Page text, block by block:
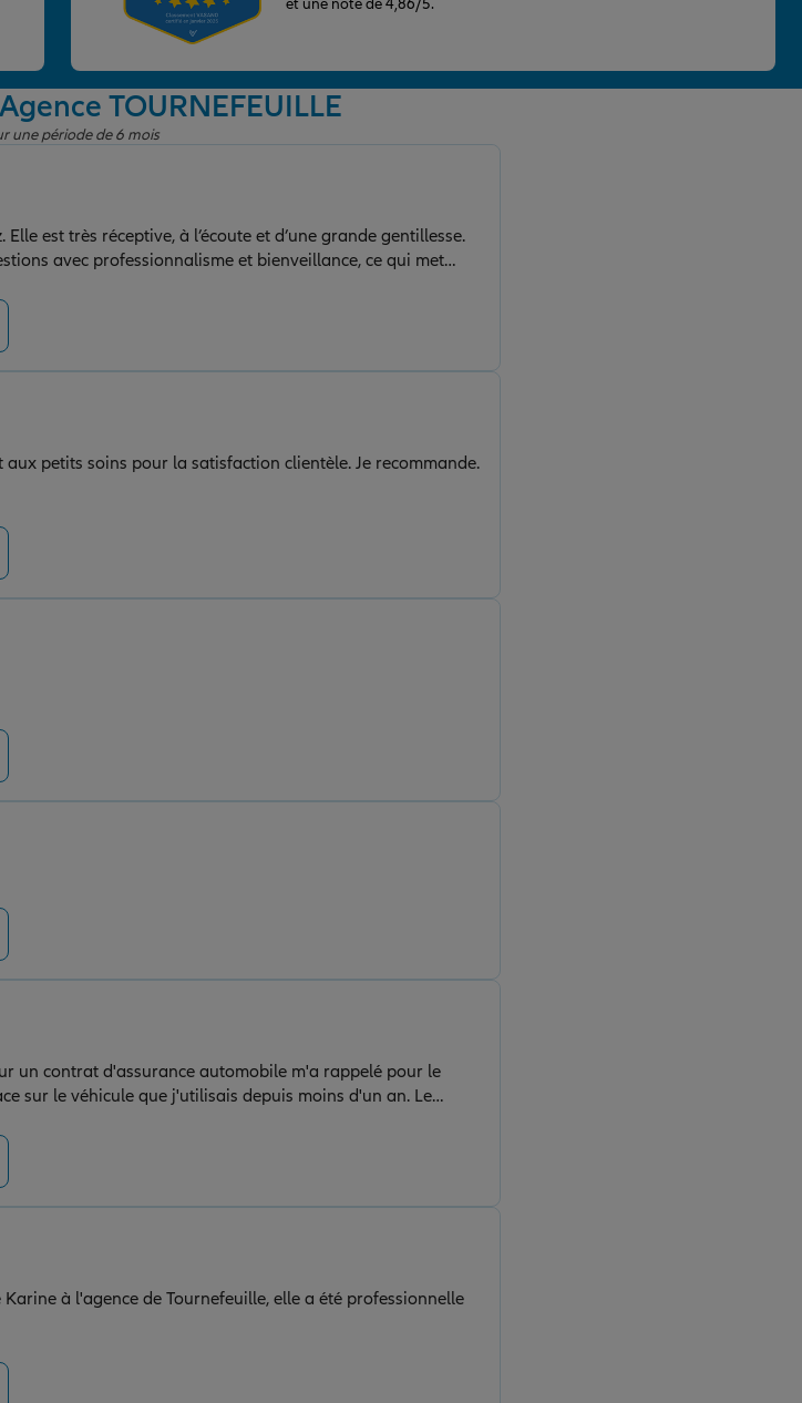
TOURNEFEUILLE
une période de 6 mois
est très réceptive, à l’écoute et d’une grande gentillesse.
avec professionnalisme et bienveillance, ce qui met
aux petits soins pour la satisfaction clientèle. Je recommande.
un contrat d'assurance automobile m'a rappelé pour le
sur le véhicule que j'utilisais depuis moins d'un an. Le
à l'agence de Tournefeuille, elle a été professionnelle